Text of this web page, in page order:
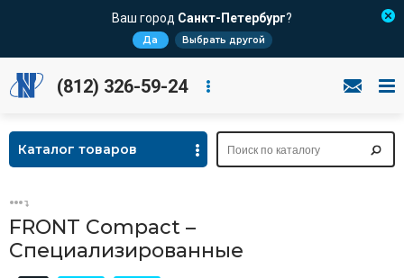
Ваш город Санкт-Петербург?
Да Выбрать другой
(812) 326-59-24
Каталог товаров
FRONT Compact –
Специализированные